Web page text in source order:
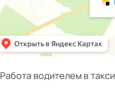
Работа водителем в такси